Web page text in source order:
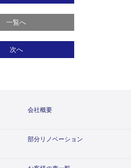
一覧へ
次へ
会社概要
部分リノベーション